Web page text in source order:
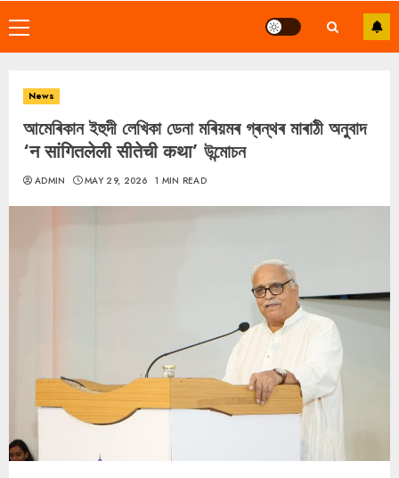
Primary
Menu
News
আমেৰিকান ইহুদী লেখিকা ডেনা মৰিয়মৰ গ্ৰন্থৰ মাৰাঠী অনুবাদ
‘न सांगितलेली सीतेची कथा’ উন্মোচন
ADMIN MAY 29, 2026 1 MIN READ